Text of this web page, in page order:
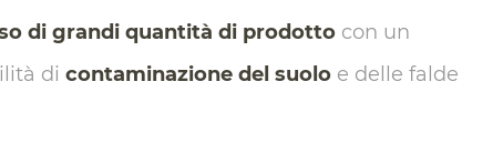
di grandi quantità di prodotto con un
di contaminazione del suolo e delle falde